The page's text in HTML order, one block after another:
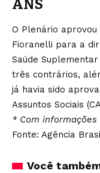
ANS
O Plenário
Fioranelli para a
Saúde
três contrários,
já havia sido
Assuntos Sociais
* Com informações
Fonte: Agência
Você